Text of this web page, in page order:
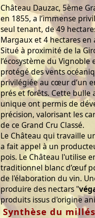
Château Dauzac, 5ème
en 1855, a l’immense
seul tenant, de 49
Margaux et 4 hectares
Situé à proximité de la
l’écosystème du
protégé des vents
privilégiée au cœur d’un
prés et forêts. Cette
unique ont permis de
précision, valorisant les
de ce Grand Cru Classé.
Le Château qui travaille
a fait appel à un
pois. Le Château l'utilise
traditionnel blanc d’œuf
de l'élaboration du vin.
produire des nectars "
produits issus d'origine
Synthèse du